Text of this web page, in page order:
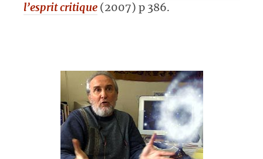
l’esprit critique (2007) p 386.